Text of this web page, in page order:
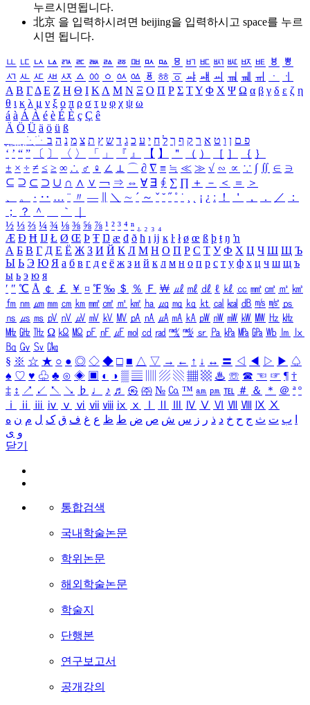
누르시면됩니다.
北京 을 입력하시려면 beijing을 입력하시고 space를 누르
시면 됩니다.
ㅥ ㅦ ㅧ ㅨ ㅩ ㅪ ㅫ ㅬ ㅭ ㅮ ㅯ ㅰ ㅱ ㅲ ㅳ ㅴ ㅵ ㅶ ㅷ ㅸ
ㅹ
ㅺ ㅻ ㅼ ㅽ ㅾ ㅿ ㆀ ㆁ ㆂ ㆃ ㆄ ㆅ ㆆ ㆇ ㆈ ㆉ ㆊ ㆋ ㆌ ㆍ
ㆎ
Α Β ΓΔ Ε Ζ Η Θ Ι ΚΛ Μ Ν Ξ Ο Π Ρ Σ ΤΥ Φ Χ Ψ Ω α β γ δ ε ζ η
θ ι κ λ μ ν ξ ο π ρ σ τ υ φ χ ψ ω
á à Á À é è É È ç Ç ê
Ä Ö Ü ä ö ü ß
ִֶֹ ֻּ ׁׂ פ ם ן ו ט א ר ק ף ך ל ח י ע כ ג ד ש ץ ת צ מ נ ה ב
‘ ’ “ ” 〔 〕 〈 〉 「 」 『 』 【 】 ＂ （ ） ［ ］ ｛ ｝
± × ÷ ≠ ≤ ≥ ∞ ∴ ♂ ♀ ∠ ⊥ ⌒ ∂ ∇ ≡ ≒ ≪ ≫ √ ∽ ∝ ∵ ∫ ∬ ∈ ∋
⊆ ⊇ ⊂ ⊃ ∪ ∩ ∧ ∨ ￢ ⇒ ⇔ ∀ ∃ ∮ ∑ ∏ ＋ － ＜ ＝
＞
、
。 · ‥ … ¨ 〃 ― ＼ ∼ ´ ～ ˇ ˘ ˝ ˚ ˙ ¸ ¡ ¿ ː ！ ＇ ， ． ／
：
；
？ ＾ ｀
½ ⅓ ⅔ ¼ ¾ ⅛ ⅜ ⅝ ⅞ ¹ ² ³ ⁴ ⁿ ₁ ₂ ₃ ₄
Æ Ð Ħ Ĳ Ł Ø Œ Þ Ŧ Ŋ æ đ ð ħ ı ĳ ĸ ŀ ł ø œ ß þ ŧ ŋ ŉ
А Б В Г Д Е Ё Ж З И Й К Л М Н О П Р С Т У Ф Х Ц Ч Ш Щ Ъ
Ы Ь Э Ю Я а б в г д е ё ж з и й к л м н о п р с т у ф х ц ч ш щ ъ
ы ь э ю я
′ ″ ℃ Å ￠ ￡ ￥ ¤ ℉ ‰ ＄ ％ Ｆ ￦ ㎕ ㎖ ㎗ ℓ ㎘ ㏄ ㎣ ㎤ ㎥ ㎦
㎙ ㎚ ㎛ ㎜ ㎝ ㎞ ㎟ ㎠ ㎡ ㎢ ㏊ ㎍ ㎎ ㎏ ㏏ ㎈ ㎉ ㏈ ㎧ ㎨ ㎰
㎱ ㎲ ㎳ ㎴ ㎵ ㎶ ㎷ ㎸ ㎹ ㎀ ㎁ ㎂ ㎃ ㎄ ㎺ ㎻ ㎽ ㎾ ㎿ ㎐ ㎑
㎒ ㎓ ㎔ Ω ㏀ ㏁ ㎊ ㎋ ㎌ ㏖ ㏅ ㎭ ㎮ ㎯ ㏛ ㎩ ㎪ ㎫ ㎬ ㏝ ㏐
㏓
㏃ ㏉ ㏜ ㏆
§ ※ ☆ ★ ○ ● ◎ ◇ ◆ □ ■ △ ▽ → ← ↑ ↓ ↔ 〓 ◁ ◀ ▷ ▶ ♤
♠ ♡ ♥ ♧ ♣ ⊙ ◈ ▣ ◐ ◑ ▒ ▤ ▨ ▧ ▦ ▩ ♨ ☏ ☎ ☜ ☞ ¶ †
‡ ↕ ↗ ↙ ↖ ↘ ♭ ♩ ♪ ♬ ㉿ ㈜ № ㏇ ™ ㏂ ㏘ ℡ ＃ ＆ ＊ ＠ ª º
ⅰ
ⅱ ⅲ ⅳ ⅴ ⅵ ⅶ ⅷ ⅸ ⅹ Ⅳ Ⅴ Ⅵ Ⅶ Ⅷ Ⅸ Ⅹ
ب ت ث ج ح خ د ذ ر ز س ش ص ض ط ظ ع غ ف ق ک ل م ن ه
و ی
닫기
통합검색
국내학술논문
학위논문
해외학술논문
학술지
단행본
연구보고서
공개강의